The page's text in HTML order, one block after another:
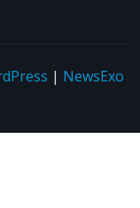
| NewsExo